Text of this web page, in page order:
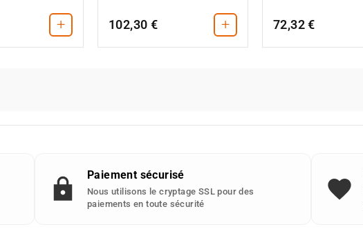
+ 102,30 € + 72,32 €
Paiement sécurisé
Nous utilisons le cryptage SSL pour des
paiements en toute sécurité